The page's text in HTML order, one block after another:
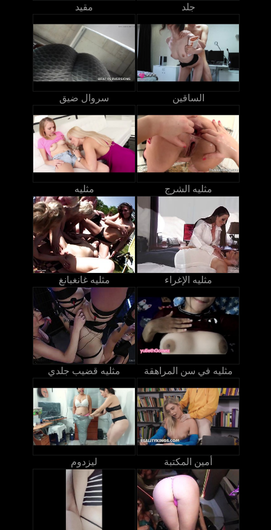
مقيد جلد
سروال ضيق الساقين
مثليه مثليه الشرج
مثليه غانغبانغ مثليه الإغراء
مثليه قضيب جلدي مثليه في سن المراهقة
ليزدوم أمين المكتبة